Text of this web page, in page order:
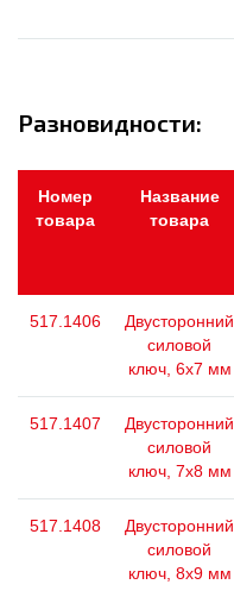
Разновидности:
Номер
товара
Название
товара
517.1406
Двусторонний
силовой
ключ, 6х7 мм
517.1407
Двусторонний
силовой
ключ, 7x8 мм
517.1408
Двусторонний
силовой
ключ, 8х9 мм